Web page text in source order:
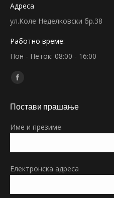
Адреса
ул.Коле Неделковски бр.38
Работно време:
Пон - Петок: 08:00 - 16:00
Find us on:
Facebook
opens
new
Постави прашање
Име и презиме
Електронска адреса